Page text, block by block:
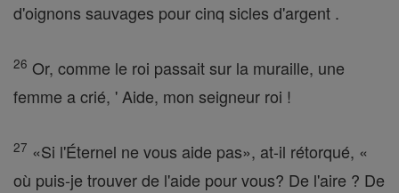
d'oignons sauvages pour cinq sicles d'argent .
26 Or, comme le roi passait sur la muraille, une
femme a crié, ' Aide, mon seigneur roi !
27 «Si l'Éternel ne vous aide pas», at-il rétorqué, «
où puis-je trouver de l'aide pour vous? De l'aire ? De